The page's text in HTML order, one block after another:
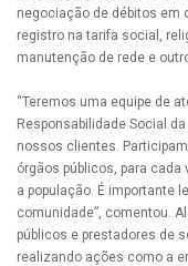
negociação de débitos em
registro na tarifa social,
manutenção de rede e
“Teremos uma equipe de
Responsabilidade Social
nossos clientes.
órgãos públicos, para
a população. É importante
comunidade”, comentou.
públicos e prestadores de
realizando ações como a